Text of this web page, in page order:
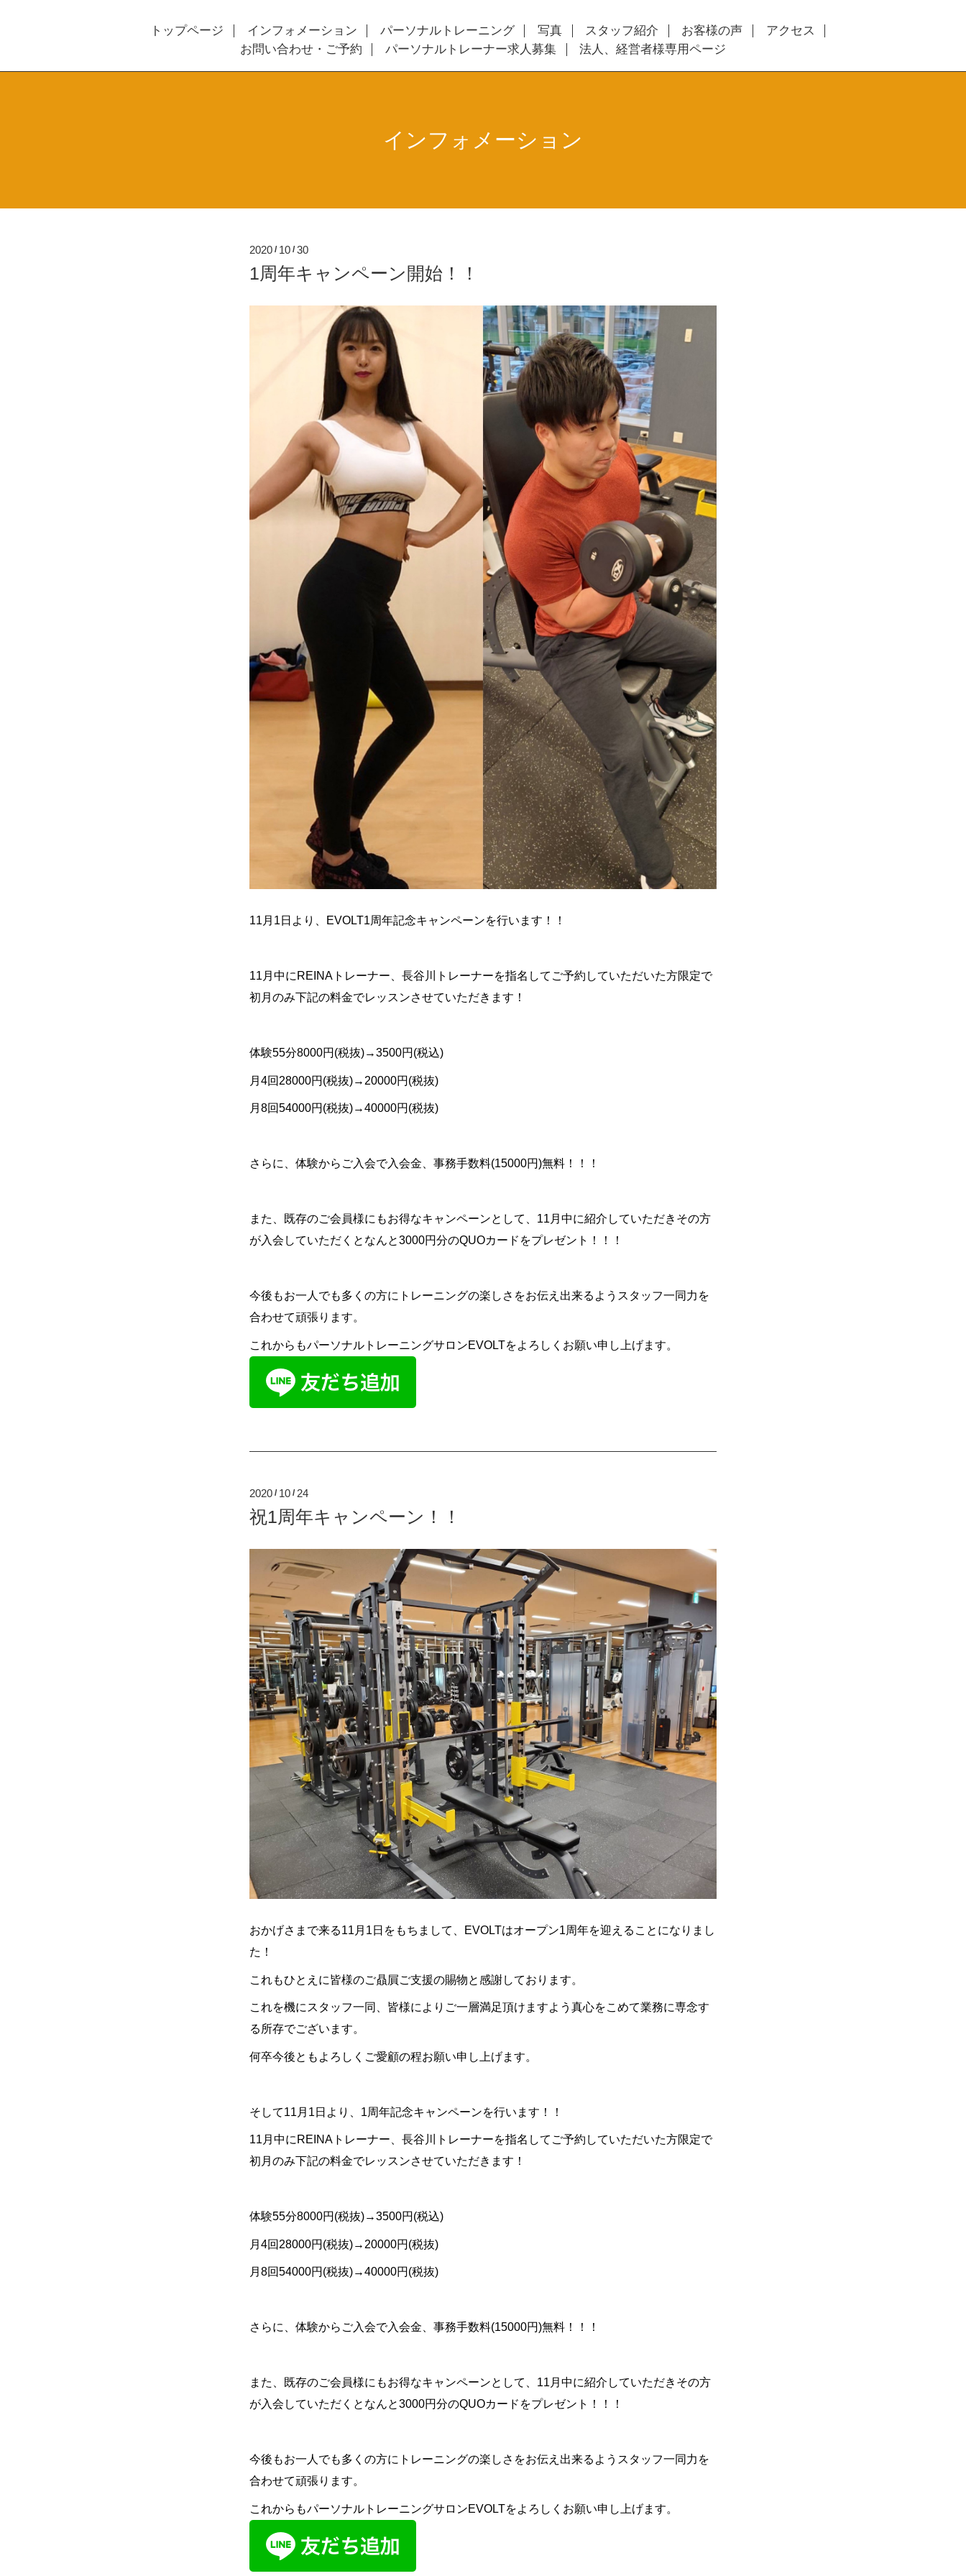
トップページ インフォメーション パーソナルトレーニング 写真 スタッフ紹介 お客様の声
アクセス
お問い合わせ・ご予約
パーソナルトレーナー求人募集 法人、経営者様専用ページ
インフォメーション
2020 / 10 /30
1周年キャンペーン開始！！
11 月 1 日より、 EVOLT1周年記念キャンペーンを行います！！
11 月中に REINA トレーナー、長谷川トレーナーを指名してご予約していただいた方限定で
初月のみ下記の料金でレッスンさせていただきます！
体験55分8000円 (税抜)→3500円 (税込)
月 4回 28000円 (税抜)→20000円 (税抜)
月 8回54000円 (税抜)→40000円 (税抜)
さらに、体験からご入会で入会金、事務手数料(15000円)無料！！！
また、既存のご会員様にもお得なキャンペーンとして、 11 月中に紹介していただきその方
が入会していただくとなんと3000円分のQUOカードをプレゼント！！！
今後もお一人でも多くの方にトレーニングの楽しさをお伝え出来るようスタッフ一同力を
合わせて頑張ります。
これからもパーソナルトレーニングサロンEVOLTをよろしくお願い申し上げます。
2020 / 10 / 24
祝1周年キャンペーン！！
おかげさまで来る11 月 1 日をもちまして、 EVOLTはオープン1周年を迎えることになりまし
た！
これもひとえに皆様のご贔屓ご支援の賜物と感謝しております。
これを機にスタッフ一同、皆様によりご一層満足頂けますよう真心をこめて業務に専念す
る所存でございます。
何卒今後ともよろしくご愛顧の程お願い申し上げます。
そして11 月 1 日より、 1周年記念キャンペーンを行います！！
11 月中に REINA トレーナー、長谷川トレーナーを指名してご予約していただいた方限定で
初月のみ下記の料金でレッスンさせていただきます！
体験55分8000円 (税抜)→3500円 (税込)
月 4回 28000円 (税抜)→20000円 (税抜)
月 8回54000円 (税抜)→40000円 (税抜)
さらに、体験からご入会で入会金、事務手数料(15000円)無料！！！
また、既存のご会員様にもお得なキャンペーンとして、 11 月中に紹介していただきその方
が入会していただくとなんと3000円分のQUOカードをプレゼント！！！
今後もお一人でも多くの方にトレーニングの楽しさをお伝え出来るようスタッフ一同力を
合わせて頑張ります。
これからもパーソナルトレーニングサロンEVOLTをよろしくお願い申し上げます。